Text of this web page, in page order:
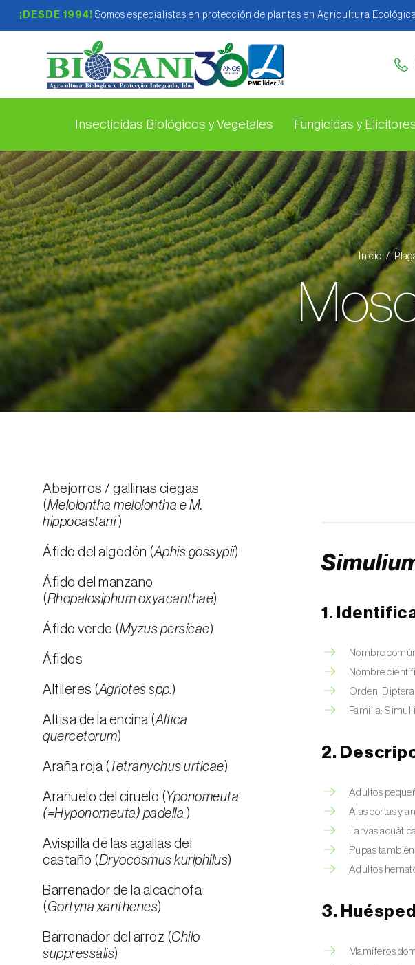
¡DESDE 1994! Somos especialistas en protección de plantas en Agricultura
Insecticidas Biológicos y Vegetales Fungicidas y
Inicio
Abejorros / gallinas ciegas
(Melolontha melolontha e M.
hippocastani )
Áfido del algodón (Aphis gossypii)
Áfido del manzano
(Rhopalosiphum oxyacanthae)
Áfido verde (Myzus persicae)
Áfidos
Alfileres (Agriotes spp.)
Altisa de la encina (Altica
quercetorum)
Araña roja ( Tetranychus urticae)
Arañuelo del ciruelo (Yponomeuta
(=Hyponomeuta) padella )
Avispilla de las agallas del
castaño (Dryocosmus kuriphilus)
Barrenador de la alcachofa
(Gortyna xanthenes)
Barrenador del arroz (Chilo
suppressalis)
1.
Nombre
Nombre
Orden: Diptera
Familia:
2.
Adultos
Alas cortas y
Larvas
Pupas
Adultos
3.
Mamíferos